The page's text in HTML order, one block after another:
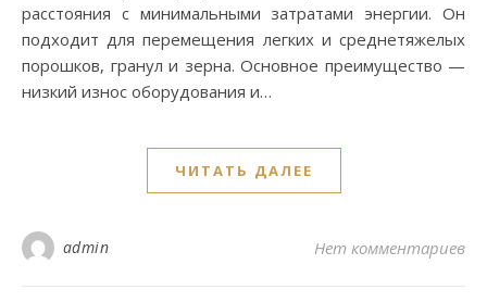
расстояния с минимальными затратами энергии. Он
подходит для перемещения легких и среднетяжелых
порошков, гранул и зерна. Основное преимущество —
низкий износ оборудования и…
ЧИТАТЬ ДАЛЕЕ
admin Нет комментариев